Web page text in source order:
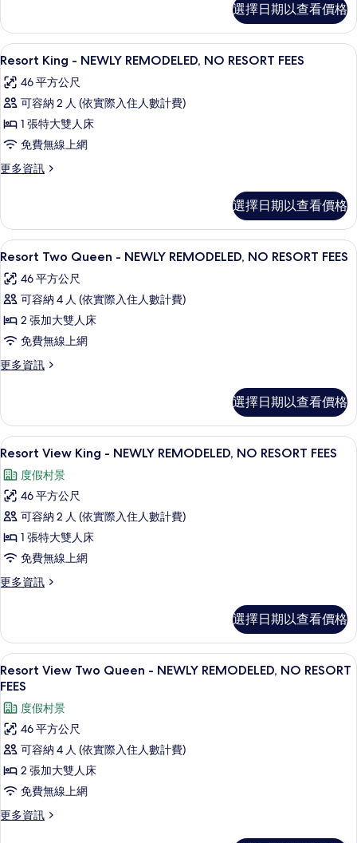
NO
RESORT
FEES
的
所
有
相
片
Suite
Hearing
NEWLY
NO
RESORT
的
選擇日期以查看價格
顯
示
Resort
King
-
NEWLY
REMODELED,
FEES
的
所
有
相
片
Resort King - NEWLY REMODELED,
8
Resort King - NEWLY REMODELED, NO RESORT FEES
46 平方公尺
可容納 2 人 (依實際入住人數計費)
1 張特大雙人床
免費無線上網
更多資訊
更
-
NEWLY
REMODELED,
RESORT
FEES
詳
情
選擇日期以查看價格
顯
示
Resort
Two
Queen
-
NEWLY
RESORT
FEES
的
所
有
相
片
Resort Two Queen - NEWLY
8
Resort Two Queen - NEWLY REMODELED, NO RESORT FEES
46 平方公尺
可容納 4 人 (依實際入住人數計費)
2 張加大雙人床
免費無線上網
更多資訊
更
Queen
NEWLY
NO
RESORT
的
詳
情
選擇日期以查看價格
顯
示
Resort
View
King
-
NEWLY
REMODELED,
FEES
的
所
有
相
片
Resort View King - NEWLY
9
Resort View King - NEWLY REMODELED, NO RESORT FEES
度假村景
46 平方公尺
可容納 2 人 (依實際入住人數計費)
1 張特大雙人床
免費無線上網
更多資訊
更
King
NEWLY
REMODELED,
RESORT
FEES
的
詳
情
選擇日期以查看價格
顯
示
Resort
View
Two
Queen
-
NEWLY
REMODELED,
Resort View Two Queen - NEWLY
8
Resort View Two Queen - NEWLY REMODELED, NO RESORT
FEES
度假村景
46 平方公尺
可容納 4 人 (依實際入住人數計費)
2 張加大雙人床
免費無線上網
更多資訊
更